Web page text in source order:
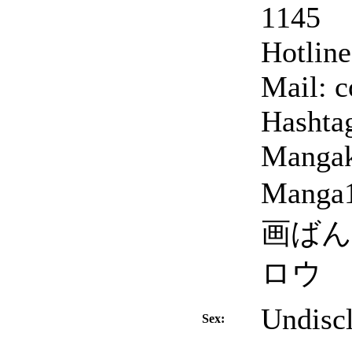
1145
Mail:
画ば
ロウ
Sex: